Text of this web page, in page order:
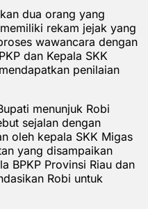
dua orang yang
rekam jejak yang
wawancara dengan
dan Kepala SKK
penilaian
menunjuk Robi
sejalan dengan
oleh kepala SKK Migas
yang disampaikan
BPKP Provinsi Riau dan
Robi untuk